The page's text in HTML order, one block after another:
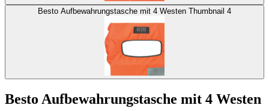
Besto Aufbewahrungstasche mit 4 Westen Thumbnail 4
Besto Aufbewahrungstasche mit 4 Westen